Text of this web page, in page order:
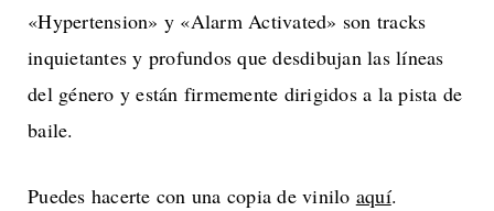
«Hypertension» y «Alarm Activated» son tracks
inquietantes y profundos que desdibujan las líneas
del género y están firmemente dirigidos a la pista de
baile.
Puedes hacerte con una copia de vinilo aquí.